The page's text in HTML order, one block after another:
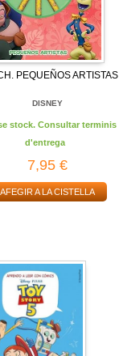
PEQUEÑOS ARTISTAS
DISNEY
stock. Consultar terminis
d'entrega
7,95 €
AFEGIR A LA CISTELLA